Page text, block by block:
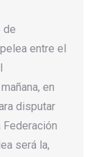
de
entre el
en
disputar
será la,